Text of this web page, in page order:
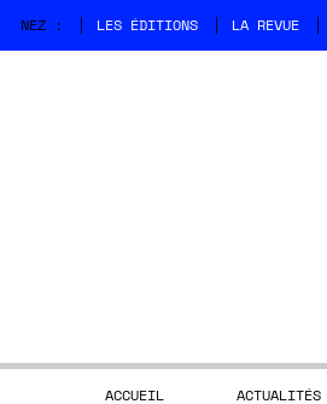
NEZ : LES ÉDITIONS LA REVUE
ACCUEIL ACTUALITÉS